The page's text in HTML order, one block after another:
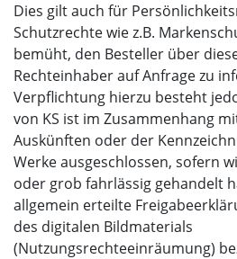
Dies gilt auch für
Schutzrechte wie z.B.
bemüht, den Besteller über
Rechteinhaber auf Anfrage zu
Verpflichtung hierzu besteht
von KS ist im Zusammenhang
Auskünften oder der
Werke ausgeschlossen, sofern
oder grob fahrlässig gehandelt
allgemein erteilte
des digitalen Bildmaterials
(Nutzungsrechteeinräumung)